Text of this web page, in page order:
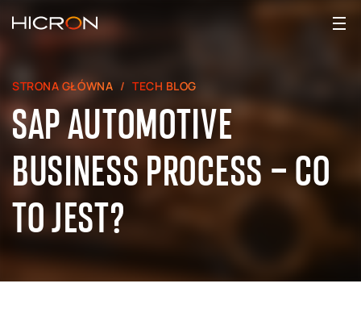
STRONA GŁÓWNA TECH BLOG
SAP AUTOMOTIVE
BUSINESS PROCESS – CO
TO JEST?